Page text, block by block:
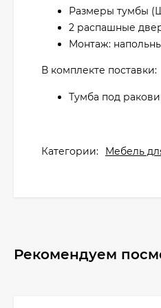
Размеры тумбы
2 распашные
Монтаж:
В комплекте поставки:
Тумба под
Категории: Мебель
Рекомендуем